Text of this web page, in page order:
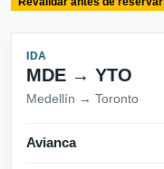
IDA
MDE → YTO
Medellín → Toronto
Avianca